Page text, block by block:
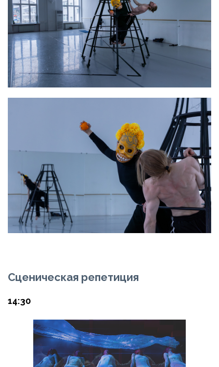
Сценическая репетиция
14:30